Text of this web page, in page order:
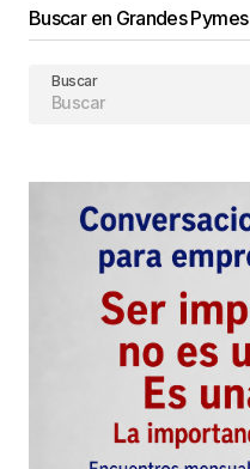
Buscar en Grandes Pymes
Buscar